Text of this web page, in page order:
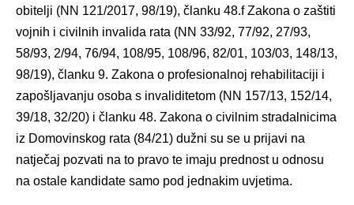
obitelji (NN 121/2017, 98/19), članku 48.f Zakona o zaštiti
vojnih i civilnih invalida rata (NN 33/92, 77/92, 27/93,
58/93, 2/94, 76/94, 108/95, 108/96, 82/01, 103/03, 148/13,
98/19), članku 9. Zakona o profesionalnoj rehabilitaciji i
zapošljavanju osoba s invaliditetom (NN 157/13, 152/14,
39/18, 32/20) i članku 48. Zakona o civilnim stradalnicima
iz Domovinskog rata (84/21) dužni su se u prijavi na
natječaj pozvati na to pravo te imaju prednost u odnosu
na ostale kandidate samo pod jednakim uvjetima.